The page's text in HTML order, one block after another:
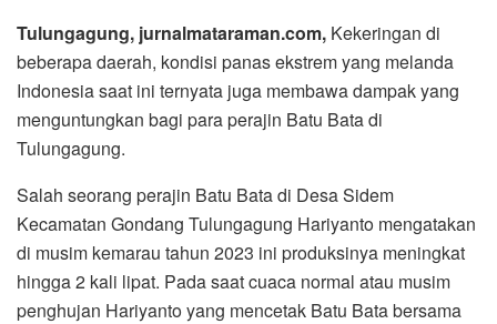
Tulungagung, jurnalmataraman.com, Kekeringan di
beberapa daerah, kondisi panas ekstrem yang melanda
Indonesia saat ini ternyata juga membawa dampak yang
menguntungkan bagi para perajin Batu Bata di
Tulungagung.
Salah seorang perajin Batu Bata di Desa Sidem
Kecamatan Gondang Tulungagung Hariyanto mengatakan
di musim kemarau tahun 2023 ini produksinya meningkat
hingga 2 kali lipat. Pada saat cuaca normal atau musim
penghujan Hariyanto yang mencetak Batu Bata bersama